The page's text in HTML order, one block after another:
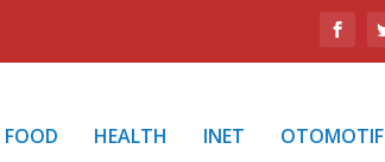
FOOD HEALTH INET OTOMOTIF